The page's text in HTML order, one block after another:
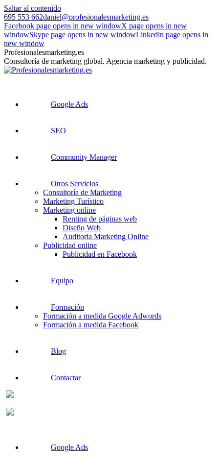
Saltar al contenido
695 553 662daniel@profesionalesmarketing.es
Facebook page opens in new windowX page opens in new
windowSkype page opens in new windowLinkedin page opens in
new window
Profesionalesmarketing.es
Consultoría de marketing global. Agencia marketing y publicidad.
Google Ads
SEO
Community Manager
Otros Servicios
Consultoría de Marketing
Marketing Turístico
Marketing online
Renting de páginas web
Diseño Web
Auditoria Marketing Online
Publicidad online
Publicidad en Facebook
Equipo
Formación
Formación a medida Google Adwords
Formación a medida Facebook
Blog
Contactar
Google Ads